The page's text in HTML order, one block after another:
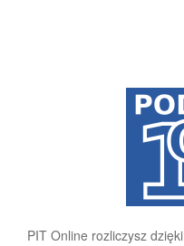
PIT Online rozliczysz dzięki